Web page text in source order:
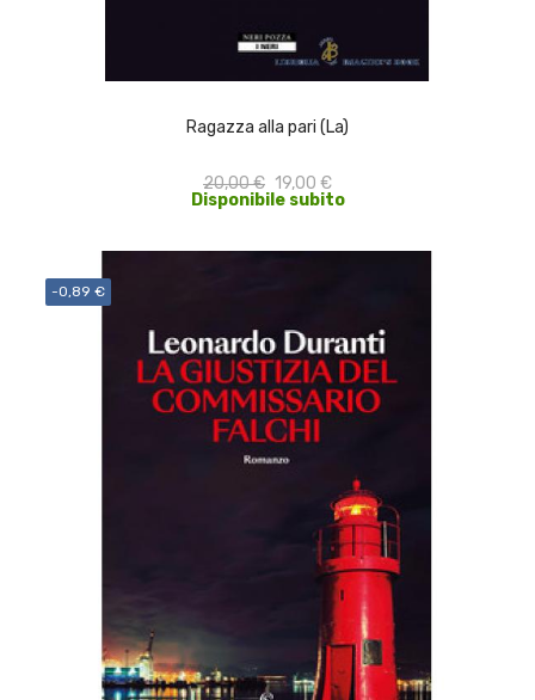
Ragazza alla pari (La)
20,00 € 19,00 €
Disponibile subito
-0,89 €